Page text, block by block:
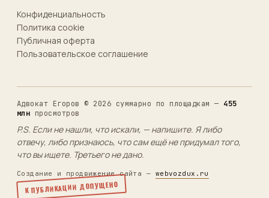
Конфиденциальность
Политика cookie
Публичная оферта
Пользовательское соглашение
Адвокат Егоров © 2026 суммарно по площадкам — 455
млн просмотров
P.S. Если не нашли, что искали, — напишите. Я либо
отвечу, либо признаюсь, что сам ещё не придумал того,
что вы ищете. Третьего не дано.
Создание и продвижение сайта — webvozdux.ru
К ПУБЛИКАЦИИ ДОПУЩЕНО